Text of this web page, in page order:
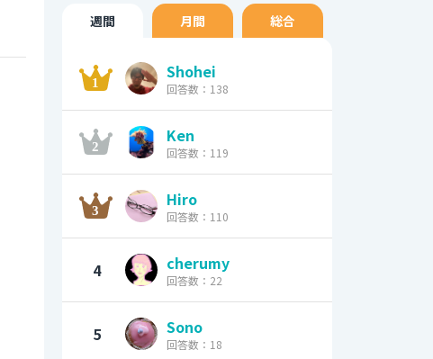
週間 月間 総合
Shohei
回答数：138
Ken
回答数：119
Hiro
回答数：110
4 cherumy
回答数：22
5 Sono
回答数：18